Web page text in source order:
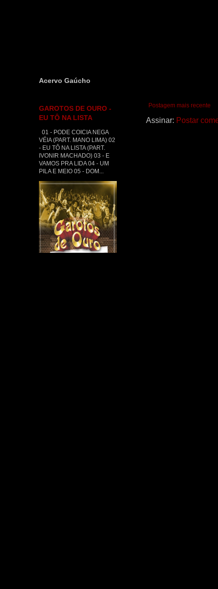
Postagem mais recente
Assinar: Postar
Acervo Gaúcho
GAROTOS DE OURO -
EU TÔ NA LISTA
01 - PODE COICIA NEGA
VÉIA (PART. MANO LIMA) 02
- EU TÔ NA LISTA (PART.
IVONIR MACHADO) 03 - E
VAMOS PRA LIDA 04 - UM
PILA E MEIO 05 - DOM...